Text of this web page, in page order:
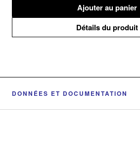
Ajouter au panier
Détails du produit
DONNÉES ET DOCUMENTATION